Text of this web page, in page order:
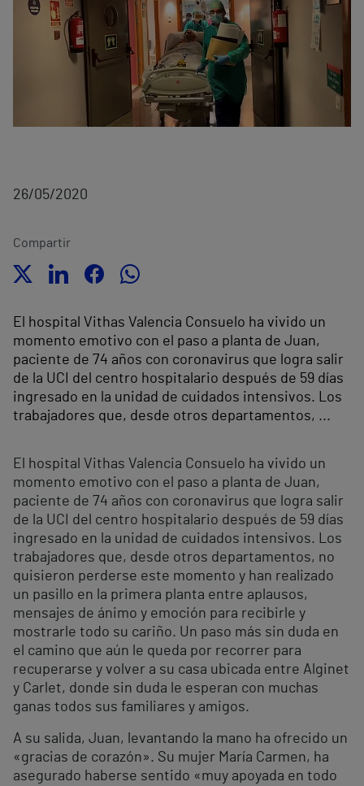
26/05/2020
Compartir
El hospital Vithas Valencia Consuelo ha vivido un
momento emotivo con el paso a planta de Juan,
paciente de 74 años con coronavirus que logra salir
de la UCI del centro hospitalario después de 59 días
ingresado en la unidad de cuidados intensivos. Los
trabajadores que, desde otros departamentos, ...
El hospital Vithas Valencia Consuelo ha vivido un
momento emotivo con el paso a planta de Juan,
paciente de 74 años con coronavirus que logra salir
de la UCI del centro hospitalario después de 59 días
ingresado en la unidad de cuidados intensivos. Los
trabajadores que, desde otros departamentos, no
quisieron perderse este momento y han realizado
un pasillo en la primera planta entre aplausos,
mensajes de ánimo y emoción para recibirle y
mostrarle todo su cariño. Un paso más sin duda en
el camino que aún le queda por recorrer para
recuperarse y volver a su casa ubicada entre Alginet
y Carlet, donde sin duda le esperan con muchas
ganas todos sus familiares y amigos.
A su salida, Juan, levantando la mano ha ofrecido un
«gracias de corazón». Su mujer María Carmen, ha
asegurado haberse sentido «muy apoyada en todo